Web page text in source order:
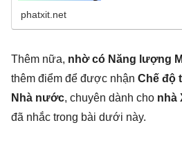
phatxit.net
Thêm nữa, nhờ có Năng lượng
thêm điểm để được nhận Chế độ
Nhà nước, chuyên dành cho nhà
đã nhắc trong bài dưới này.